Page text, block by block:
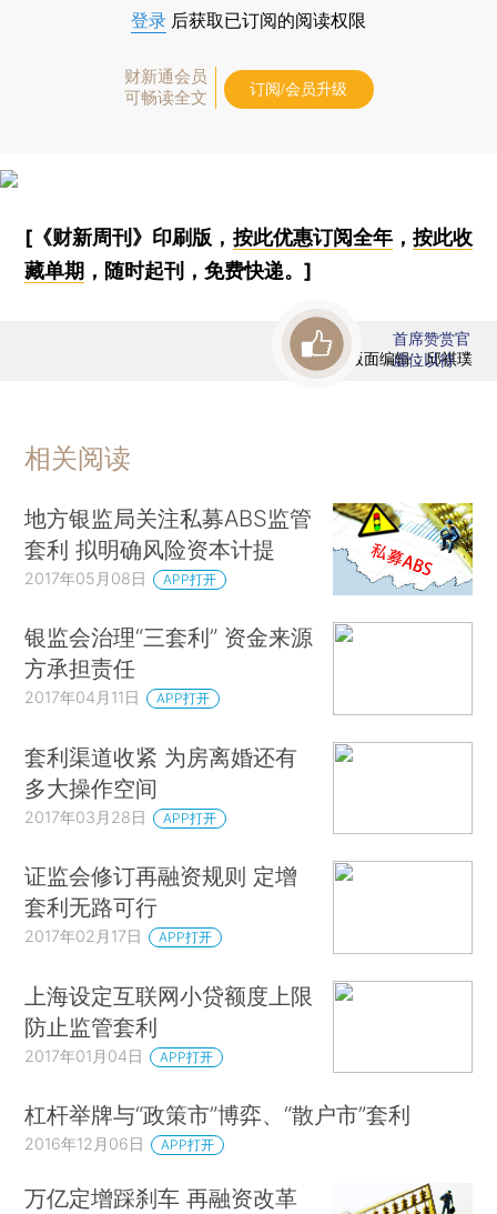
登录 后获取已订阅的阅读权限
财新通会员
可畅读全文
订阅/会员升级
[《财新周刊》印刷版， 按此优惠订阅全年， 按此收
藏单期 ，随时起刊，免费快递。]
版面编辑：邱祺璞
首席赞赏官
虚位以待
相关阅读
地方银监局关注私募ABS监管
套利 拟明确风险资本计提
2017年05月08日 APP打开
银监会治理“三套利” 资金来源
方承担责任
2017年04月11日 APP打开
套利渠道收紧 为房离婚还有
多大操作空间
2017年03月28日 APP打开
证监会修订再融资规则 定增
套利无路可行
2017年02月17日 APP打开
上海设定互联网小贷额度上限
防止监管套利
2017年01月04日 APP打开
杠杆举牌与“政策市”博弈、“散户市”套利
2016年12月06日 APP打开
万亿定增踩刹车 再融资改革